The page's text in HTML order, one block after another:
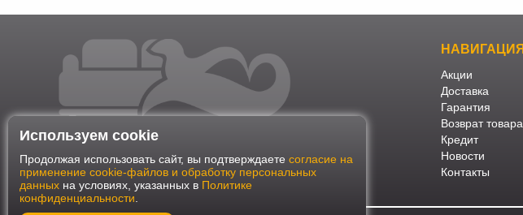
НАВИГАЦИЯ
Акции
Доставка
Гарантия
Возврат товара
Кредит
Новости
Контакты
Используем cookie
Продолжая использовать сайт, вы подтверждаете согласие на
применение cookie-файлов и обработку персональных
данных на условиях, указанных в Политике
конфиденциальности